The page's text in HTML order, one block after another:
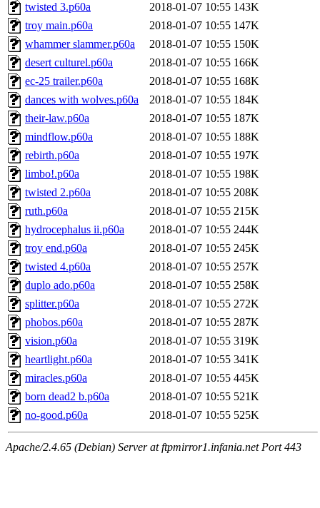
twisted 3.p60a
2018-01-07 10:55 143K
troy main.p60a
2018-01-07 10:55 147K
whammer slammer.p60a
2018-01-07 10:55 150K
desert culturel.p60a
2018-01-07 10:55 166K
ec-25 trailer.p60a
2018-01-07 10:55 168K
dances with wolves.p60a
2018-01-07 10:55 184K
their-law.p60a
2018-01-07 10:55 187K
mindflow.p60a
2018-01-07 10:55 188K
rebirth.p60a
2018-01-07 10:55 197K
limbo!.p60a
2018-01-07 10:55 198K
twisted 2.p60a
2018-01-07 10:55 208K
ruth.p60a
2018-01-07 10:55 215K
hydrocephalus ii.p60a
2018-01-07 10:55 244K
troy end.p60a
2018-01-07 10:55 245K
twisted 4.p60a
2018-01-07 10:55 257K
duplo ado.p60a
2018-01-07 10:55 258K
splitter.p60a
2018-01-07 10:55 272K
phobos.p60a
2018-01-07 10:55 287K
vision.p60a
2018-01-07 10:55 319K
heartlight.p60a
2018-01-07 10:55 341K
miracles.p60a
2018-01-07 10:55 445K
born dead2 b.p60a
2018-01-07 10:55 521K
no-good.p60a
2018-01-07 10:55 525K
Apache/2.4.65 (Debian) Server at ftpmirror1.infania.net Port 443